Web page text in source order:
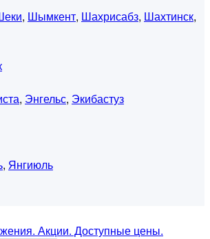
, Шымкент, Шахрисабз, Шахтинск,
, Энгельс, Экибастуз
, Янгиюль
Акции. Доступные цены.